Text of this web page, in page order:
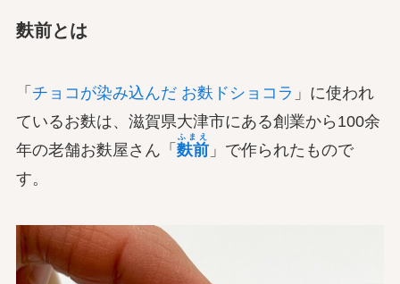
麩前とは
「 チョコが染み込んだ お麩ドショコラ 」に使われ
ているお麩は、滋賀県大津市にある創業から100余
年の老舗お麩屋さん「 麩前
ふまえ
」で作られたもので
す。